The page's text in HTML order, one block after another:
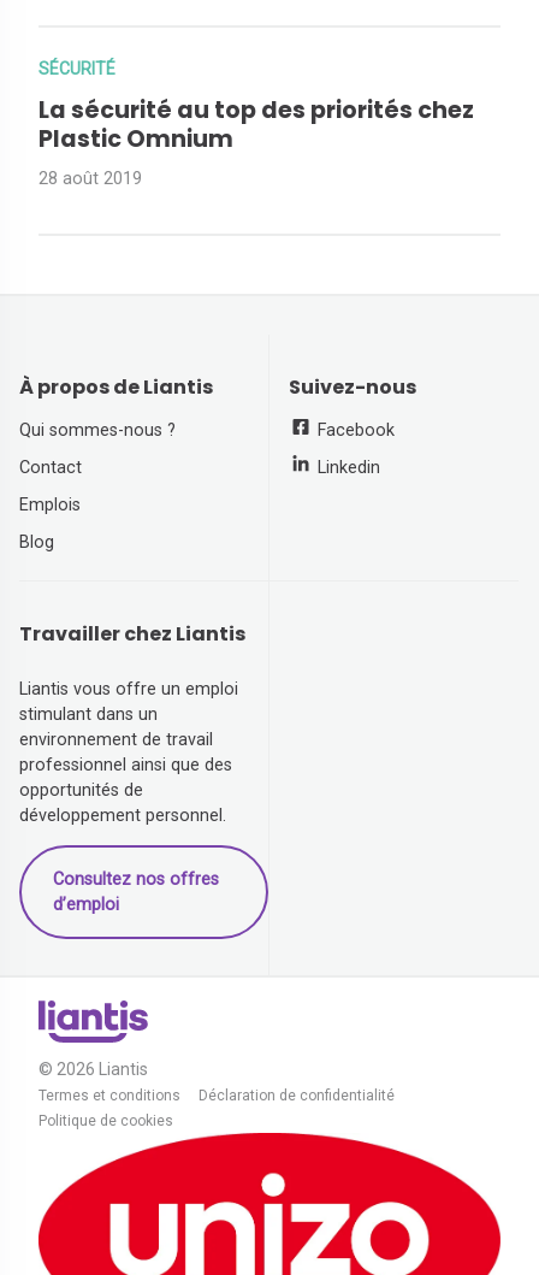
SÉCURITÉ
La sécurité au top des priorités chez
Plastic Omnium
28 août 2019
À propos de Liantis
Qui sommes-nous ?
Contact
Emplois
Blog
Suivez-nous
Facebook
Linkedin
Travailler chez Liantis
Liantis vous offre un emploi
stimulant dans un
environnement de travail
professionnel ainsi que des
opportunités de
développement personnel.
Consultez nos offres
d’emploi
© 2026 Liantis
Termes et conditions
Déclaration de confidentialité
Politique de cookies